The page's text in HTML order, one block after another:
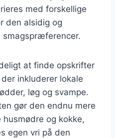
med forskellige
den alsidig og
smagspræferencer.
at finde opskrifter
inkluderer lokale
løg og svampe.
gør den endnu mere
og kokke,
egen vri på den